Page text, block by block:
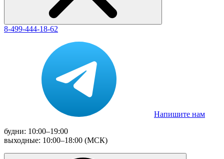
8-499-444-18-62
Напишите нам
будни: 10:00–19:00
выходные: 10:00–18:00 (МСК)